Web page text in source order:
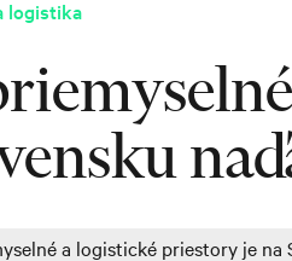
logistika